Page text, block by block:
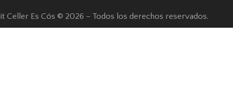
Celler Es Cós © 2026 – Todos los derechos reservados.